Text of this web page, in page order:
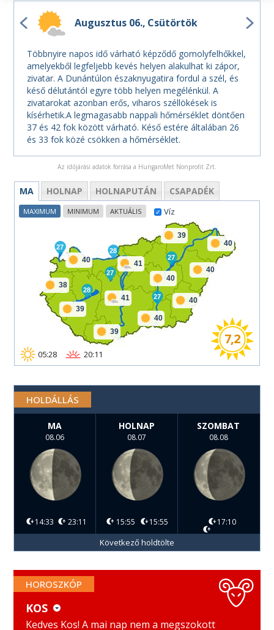
Augusztus 06. Csütörtök
Többnyire napos idő várható képződő gomolyfelhőkkel,
amelyekből legfeljebb kevés helyen alakulhat ki zápor,
zivatar. A Dunántúlon északnyugatira fordul a szél, és
késő délutántól egyre több helyen megélénkül. A
zivatarokat azonban erős, viharos széllökések is
kísérhetik.A legmagasabb nappali hőmérséklet döntően
37 és 42 fok között várható. Késő estére általában 26
és 33 fok közé csökken a hőmérséklet.
Az időjárási adatok forrása a HungaroMet Nonprofit Zrt.
MA HOLNAP HOLNAPUTÁN CSAPADÉK
40
38
39
41
39
40
40
41
39
40
40
40
27
28
27
28
27
27
05:28 20:11
7,2
Víz
MAXIMUM MINIMUM AKTUÁLIS
HOLDÁLLÁS
MA
08.06
14:33 23:11
HOLNAP
08.07
15:55 15:55
SZOMBAT
08.08
17:10
Következő holdtölte
HOROSZKÓP
KOS
KOS
Kedves Kos! A mai nap nem a megszokott